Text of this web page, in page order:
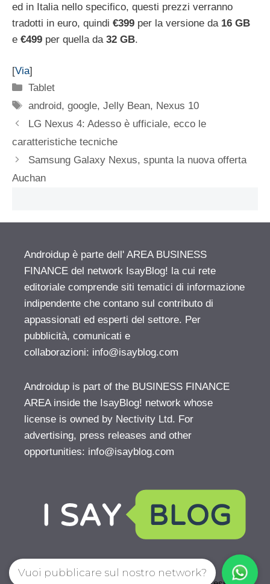
ed in Italia nello specifico, questi prezzi verranno
tradotti in euro, quindi €399 per la versione da 16 GB
e €499 per quella da 32 GB.
[Via]
Categorie
Tablet
Tag
android,google,Jelly Bean, Nexus 10
LG Nexus 4: Adesso è ufficiale, ecco le
caratteristiche tecniche
Samsung Galaxy Nexus, spunta la nuova offerta
Auchan
Androidup è parte dell' AREA BUSINESS
FINANCE del network IsayBlog! la cui rete
editoriale comprende siti tematici di informazione
indipendente che contano sul contributo di
appassionati ed esperti del settore. Per
pubblicità, comunicati e
collaborazioni: info@isayblog.com
Androidup is part of the BUSINESS FINANCE
AREA inside the IsayBlog! network whose
license is owned by Nectivity Ltd. For
advertising, press releases and other
opportunities: info@isayblog.com
Vuoi pubblicare sul nostro network?